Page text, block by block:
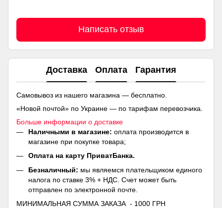
Написать отзыв
Доставка Оплата Гарантия
Самовывоз из нашего магазина — бесплатно.
«Новой почтой» по Украине — по тарифам перевозчика.
Больше информации о доставке
Наличными в магазине: оплата производится в
магазине при покупке товара;
Оплата на карту ПриватБанка.
Безналичный: мы являемся плательщиком единого
налога по ставке 3% + НДС. Счет может быть
отправлен по электронной почте.
МИНИМАЛЬНАЯ СУММА ЗАКАЗА - 1000 ГРН